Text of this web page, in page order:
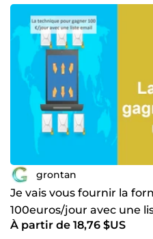
grontan
Je vais vous fournir la
100euros/jour avec une
À partir de 18,76 $US